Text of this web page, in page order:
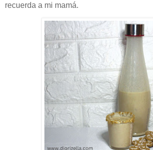
recuerda a mi mamá.